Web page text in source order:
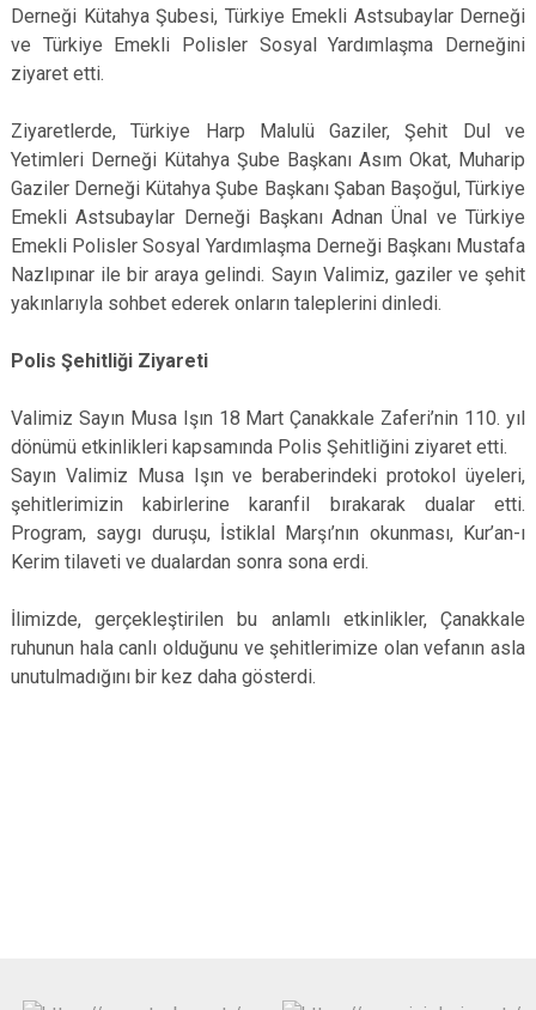
Derneği Kütahya Şubesi, Türkiye Emekli Astsubaylar Derneği
ve Türkiye Emekli Polisler Sosyal Yardımlaşma Derneğini
ziyaret etti.
Ziyaretlerde, Türkiye Harp Malulü Gaziler, Şehit Dul ve
Yetimleri Derneği Kütahya Şube Başkanı Asım Okat, Muharip
Gaziler Derneği Kütahya Şube Başkanı Şaban Başoğul, Türkiye
Emekli Astsubaylar Derneği Başkanı Adnan Ünal ve Türkiye
Emekli Polisler Sosyal Yardımlaşma Derneği Başkanı Mustafa
Nazlıpınar ile bir araya gelindi. Sayın Valimiz, gaziler ve şehit
yakınlarıyla sohbet ederek onların taleplerini dinledi.
Polis Şehitliği Ziyareti
Valimiz Sayın Musa Işın 18 Mart Çanakkale Zaferi’nin 110. yıl
dönümü etkinlikleri kapsamında Polis Şehitliğini ziyaret etti.
Sayın Valimiz Musa Işın ve beraberindeki protokol üyeleri,
şehitlerimizin kabirlerine karanfil bırakarak dualar etti.
Program, saygı duruşu, İstiklal Marşı’nın okunması, Kur’an-ı
Kerim tilaveti ve dualardan sonra sona erdi.
İlimizde, gerçekleştirilen bu anlamlı etkinlikler, Çanakkale
ruhunun hala canlı olduğunu ve şehitlerimize olan vefanın asla
unutulmadığını bir kez daha gösterdi.